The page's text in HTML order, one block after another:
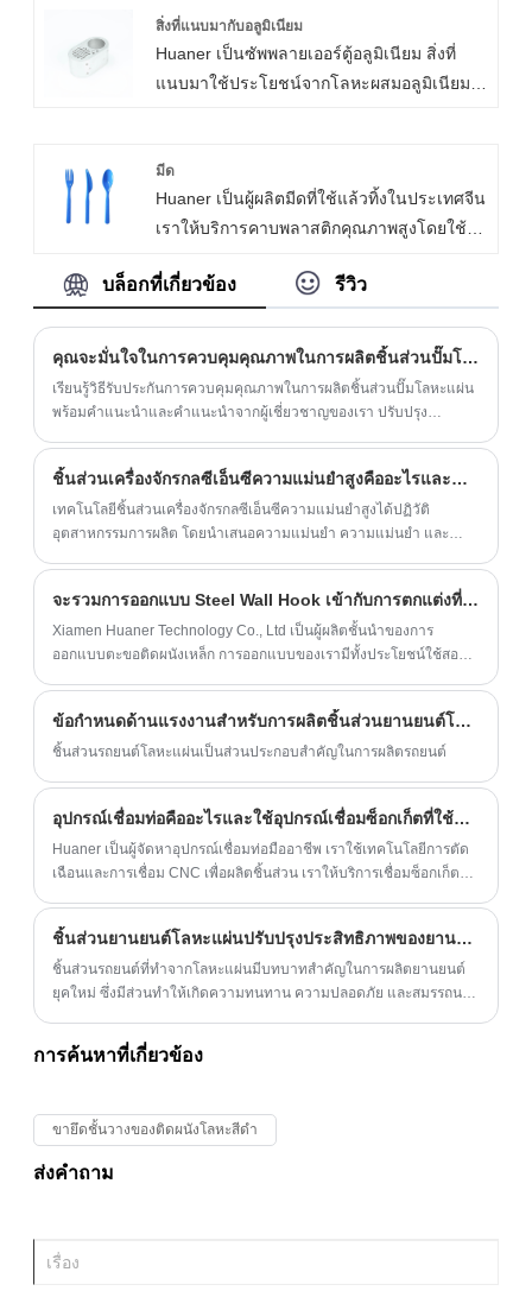
และความสะดวกในการใช้งานช่วยเพิ่มความ
สะดวกสบายและเป็นมิตรต่อผู้ใช้ของ
เฟอร์นิเจอร์อย่างไม่ต้องสงสัย
บริการหลังการขายที่ดีที่สุดและการจัดส่งทัน
เวลาแก่คุณ รั้งมุมสี่เหลี่ยมคางหมูเฟอร์นิเจอร์
เป็นอุปกรณ์เสริมที่จำเป็นและใช้งานได้จริง
ที่แข็งแกร่ง ช่วยเพิ่มเสถียรภาพทางโครงสร้าง
ของเฟอร์นิเจอร์ได้อย่างมีประสิทธิภาพและยืด
อายุการใช้งาน วัสดุคุณภาพสูงและงานฝีมืออัน
ความสวยงาม และยังผสมผสานเข้ากับ
เฟอร์นิเจอร์สไตล์ต่างๆ ได้อย่างลงตัว ในขณะ
เดียวกัน การออกแบบมุมสี่เหลี่ยมคางหมูยัง
สามารถลดการสั่นและเสียงรบกวนของ
เฟอร์นิเจอร์ได้อย่างมีประสิทธิภาพ และเพิ่ม
ประสบการณ์การใช้งาน ทำให้เป็นตัวเลือกที่
เหมาะสำหรับความปลอดภัยและความสะดวก
สบายในบ้าน
สิ่งที่แนบมากับอลูมิเนียม
Huaner เป็นซัพพลายเออร์ตู้อลูมิเนียม สิ่งที่
แนบมาใช้ประโยชน์จากโลหะผสมอลูมิเนียมซี
อดทนของ± 0.005 มม. นั้นทำได้ผ่านการตัด
เฉือนที่แม่นยำของ CNC ปิดผนึกอลูมิเนียมที่ปิด
ผนึกรองรับการอัดขึ้นรูปอลูมิเนียมและ
เสริม/โลหะผสมทองแดง ตัวเรือน CNC ถูกใช้
เนียมแบบหล่อและแชสซีโลหะแผ่น
มีด
Huaner เป็นผู้ผลิตมีดที่ใช้แล้วทิ้งในประเทศจีน
เราให้บริการคาบพลาสติกคุณภาพสูงโดยใช้
แล้วทิ้งส้อมและช้อนมีความทนทานและ
บล็อกที่เกี่ยวข้อง รีวิว
คุณจะมั่นใจในการควบคุมคุณภาพในการผลิตชิ้นส่วนปั๊มโลหะแผ่นได้อย่างไร
เรียนรู้วิธีรับประกันการควบคุมคุณภาพในการผลิตชิ้นส่วนปั๊มโลหะแผ่น
พร้อมคำแนะนำและคำแนะนำจากผู้เชี่ยวชาญของเรา ปรับปรุง
ชิ้นส่วนเครื่องจักรกลซีเอ็นซีความแม่นยำสูงคืออะไรและทำงานอย่างไร?
เทคโนโลยีชิ้นส่วนเครื่องจักรกลซีเอ็นซีความแม่นยำสูงได้ปฏิวัติ
อุตสาหกรรมการผลิต โดยนำเสนอความแม่นยำ ความแม่นยำ และ
จะรวมการออกแบบ Steel Wall Hook เข้ากับการตกแต่งที่เรียบง่ายของคุณได้อย่างไร?
Xiamen Huaner Technology Co., Ltd เป็นผู้ผลิตชั้นนำของการ
ออกแบบตะขอติดผนังเหล็ก การออกแบบของเรามีทั้งประโยชน์ใช้สอย
ข้อกำหนดด้านแรงงานสำหรับการผลิตชิ้นส่วนยานยนต์โลหะแผ่นมีอะไรบ้าง?
ชิ้นส่วนรถยนต์โลหะแผ่นเป็นส่วนประกอบสำคัญในการผลิตรถยนต์
อุปกรณ์เชื่อมท่อคืออะไรและใช้อุปกรณ์เชื่อมซ็อกเก็ตที่ใช้สำหรับอะไร?
Huaner เป็นผู้จัดหาอุปกรณ์เชื่อมท่อมืออาชีพ เราใช้เทคโนโลยีการตัด
เฉือนและการเชื่อม CNC เพื่อผลิตชิ้นส่วน เราให้บริการเชื่อมซ็อกเก็ตที่มี
ชิ้นส่วนยานยนต์โลหะแผ่นปรับปรุงประสิทธิภาพของยานพาหนะได้อย่างไร?
ชิ้นส่วนรถยนต์ที่ทำจากโลหะแผ่นมีบทบาทสำคัญในการผลิตยานยนต์
ยุคใหม่ ซึ่งมีส่วนทำให้เกิดความทนทาน ความปลอดภัย และสมรรถนะ
บำรุงรักษาส่วนประกอบโลหะแผ่นในรถยนต์ นอกจากนี้ยังเน้นย้ำถึง
ความท้าทายทั่วไปและมอบโซลูชั่นเพื่อช่วยให้ผู้เชี่ยวชาญด้านยานยนต์
การค้นหาที่เกี่ยวข้อง
ขายึดชั้นวางของติดผนังโลหะสีดำ
ส่งคำถาม